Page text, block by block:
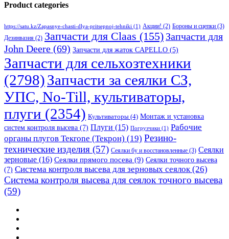
Product categories
https://satu.kz/Zapasnye-chasti-dlya-pritsepnoj-tehniki (1) Акции! (2) Бороны и сцепки (3)
Дезинвазия (2) Запчасти для Claas (155) Запчасти для
John Deere (69) Запчасти для жаток CAPELLO (5)
Запчасти для сельхозтехники
(2798)Запчасти за сеялки СЗ,
УПС, No-Till, культиваторы,
плуги (2354) Культиваторы (4) Монтаж и установка
систем контроля высева (7) Плуги (15) Погрузчики (1) Рабочие
органы плугов Текrоne (Текрон) (19) Резино-
технические изделия (57) Сеялки бу и восстановленные (3) Сеялки
зерновые (16) Сеялки прямого посева (9) Сеялки точного высева
(7) Система контроля высева для зерновых сеялок (26)
Система контроля высева для сеялок точного высева
(59)